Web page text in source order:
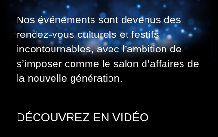
Nos événements sont devenus des
rendez-vous culturels et festifs
incontournables, avec l’ambition de
s’imposer comme le salon d’affaires de
la nouvelle génération.
DÉCOUVREZ EN VIDÉO